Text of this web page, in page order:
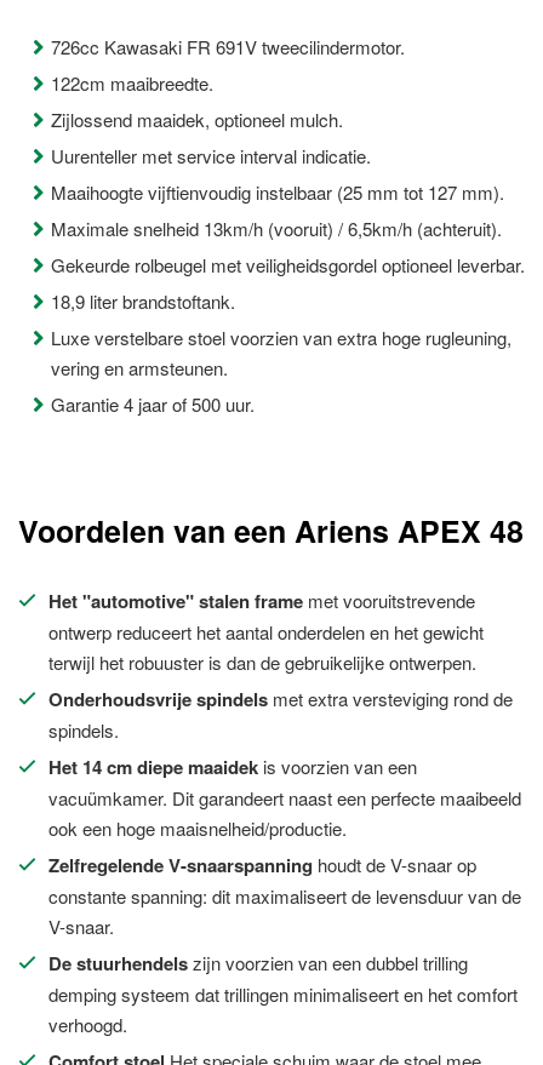
726cc Kawasaki FR 691V tweecilindermotor.
122cm maaibreedte.
Zijlossend maaidek, optioneel mulch.
Uurenteller met service interval indicatie.
Maaihoogte vijftienvoudig instelbaar (25 mm tot 127 mm).
Maximale snelheid 13km/h (vooruit) / 6,5km/h (achteruit).
Gekeurde rolbeugel met veiligheidsgordel optioneel leverbar.
18,9 liter brandstoftank.
Luxe verstelbare stoel voorzien van extra hoge rugleuning,
vering en armsteunen.
Garantie 4 jaar of 500 uur.
Voordelen van een Ariens APEX 48
Het "automotive" stalen frame met vooruitstrevende
ontwerp reduceert het aantal onderdelen en het gewicht
terwijl het robuuster is dan de gebruikelijke ontwerpen.
Onderhoudsvrije spindels met extra versteviging rond de
spindels.
Het 14 cm diepe maaidek is voorzien van een
vacuümkamer. Dit garandeert naast een perfecte maaibeeld
ook een hoge maaisnelheid/productie.
Zelfregelende V-snaarspanning houdt de V-snaar op
constante spanning: dit maximaliseert de levensduur van de
V-snaar.
De stuurhendelszijn voorzien van een dubbel trilling
demping systeem dat trillingen minimaliseert en het comfort
verhoogd.